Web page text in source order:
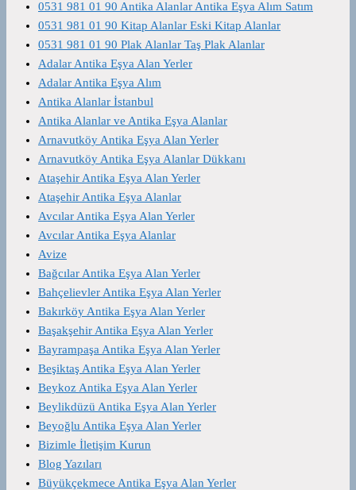
0531 981 01 90 Antika Alanlar Antika Eşya Alım Satım
0531 981 01 90 Kitap Alanlar Eski Kitap Alanlar
0531 981 01 90 Plak Alanlar Taş Plak Alanlar
Adalar Antika Eşya Alan Yerler
Adalar Antika Eşya Alım
Antika Alanlar İstanbul
Antika Alanlar ve Antika Eşya Alanlar
Arnavutköy Antika Eşya Alan Yerler
Arnavutköy Antika Eşya Alanlar Dükkanı
Ataşehir Antika Eşya Alan Yerler
Ataşehir Antika Eşya Alanlar
Avcılar Antika Eşya Alan Yerler
Avcılar Antika Eşya Alanlar
Avize
Bağcılar Antika Eşya Alan Yerler
Bahçelievler Antika Eşya Alan Yerler
Bakırköy Antika Eşya Alan Yerler
Başakşehir Antika Eşya Alan Yerler
Bayrampaşa Antika Eşya Alan Yerler
Beşiktaş Antika Eşya Alan Yerler
Beykoz Antika Eşya Alan Yerler
Beylikdüzü Antika Eşya Alan Yerler
Beyoğlu Antika Eşya Alan Yerler
Bizimle İletişim Kurun
Blog Yazıları
Büyükçekmece Antika Eşya Alan Yerler